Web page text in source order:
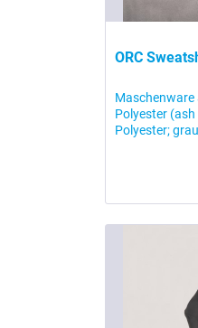
ORC
Maschenware
Polyester (ash
Polyester;